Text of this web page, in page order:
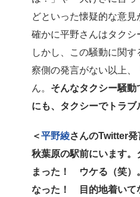
どといった懐疑的な意見
確かに平野さんはタクシ
しかし、この騒動に関
察側の発言がない以上
ん。 そんなタクシー騒動
にも、タクシーでトラブ
＜平野綾さんのTwitter発
秋葉原の駅前にいます
まった！ ウケる（笑）
なった！ 目的地着いて